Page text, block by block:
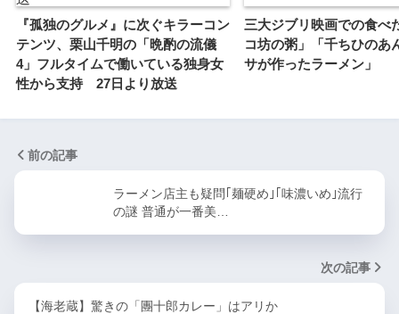
『孤独のグルメ』に次ぐキラーコン
テンツ、栗山千明の「晩酌の流儀
4」フルタイムで働いている独身女
性から支持 27日より放送
三大ジブリ映画での食べ
コ坊の粥」「千ちひのあ
サが作ったラーメン」
前の記事
ラーメン店主も疑問｢麺硬め｣｢味濃いめ｣流行
の謎 普通が一番美…
次の記事
【海老蔵】驚きの「團十郎カレー」はアリか